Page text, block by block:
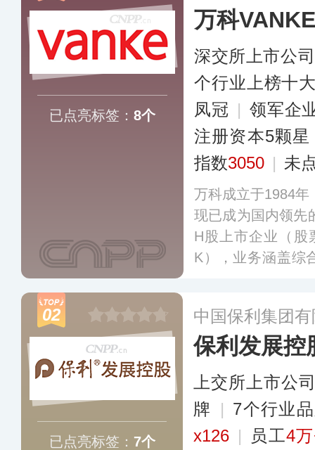
已点亮标签： 8个
万科VANKE
深交所上市公司
个行业上榜十
凤冠 | 领军企
注册资本5颗星
指数3050 | 未
万科成立于1984
现已成为国内领先
H股上市企业（股
K），业务涵盖综
02
已点亮标签： 7个
中国保利集团
保利发展控
上交所上市公
牌
| 7个行业
x126 | 员工4